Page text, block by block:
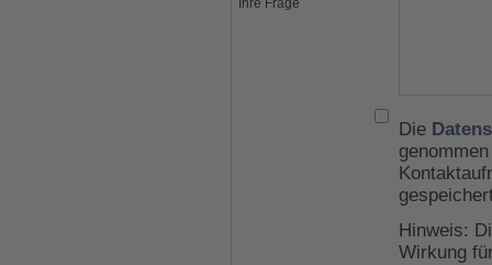
Ihre Frage
Die
Hinweis:
Wirkung